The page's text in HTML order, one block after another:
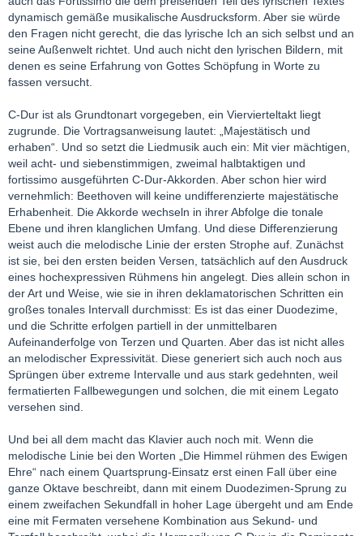
dynamisch gemäße musikalische Ausdrucksform. Aber sie würde
den Fragen nicht gerecht, die das lyrische Ich an sich selbst und an
seine Außenwelt richtet. Und auch nicht den lyrischen Bildern, mit
denen es seine Erfahrung von Gottes Schöpfung in Worte zu
fassen versucht.
C-Dur ist als Grundtonart vorgegeben, ein Viervierteltakt liegt
zugrunde. Die Vortragsanweisung lautet: „Majestätisch und
erhaben“. Und so setzt die Liedmusik auch ein: Mit vier mächtigen,
weil acht- und siebenstimmigen, zweimal halbtaktigen und
fortissimo ausgeführten C-Dur-Akkorden. Aber schon hier wird
vernehmlich: Beethoven will keine undifferenzierte majestätische
Erhabenheit. Die Akkorde wechseln in ihrer Abfolge die tonale
Ebene und ihren klanglichen Umfang. Und diese Differenzierung
weist auch die melodische Linie der ersten Strophe auf. Zunächst
ist sie, bei den ersten beiden Versen, tatsächlich auf den Ausdruck
eines hochexpressiven Rühmens hin angelegt. Dies allein schon in
der Art und Weise, wie sie in ihren deklamatorischen Schritten ein
großes tonales Intervall durchmisst: Es ist das einer Duodezime,
und die Schritte erfolgen partiell in der unmittelbaren
Aufeinanderfolge von Terzen und Quarten. Aber das ist nicht alles
an melodischer Expressivität. Diese generiert sich auch noch aus
Sprüngen über extreme Intervalle und aus stark gedehnten, weil
fermatierten Fallbewegungen und solchen, die mit einem Legato
versehen sind.
Und bei all dem macht das Klavier auch noch mit. Wenn die
melodische Linie bei den Worten „Die Himmel rühmen des Ewigen
Ehre“ nach einem Quartsprung-Einsatz erst einen Fall über eine
ganze Oktave beschreibt, dann mit einem Duodezimen-Sprung zu
einem zweifachen Sekundfall in hoher Lage übergeht und am Ende
eine mit Fermaten versehene Kombination aus Sekund- und